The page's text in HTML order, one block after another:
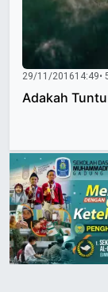
29/11/201614:49•
Adakah